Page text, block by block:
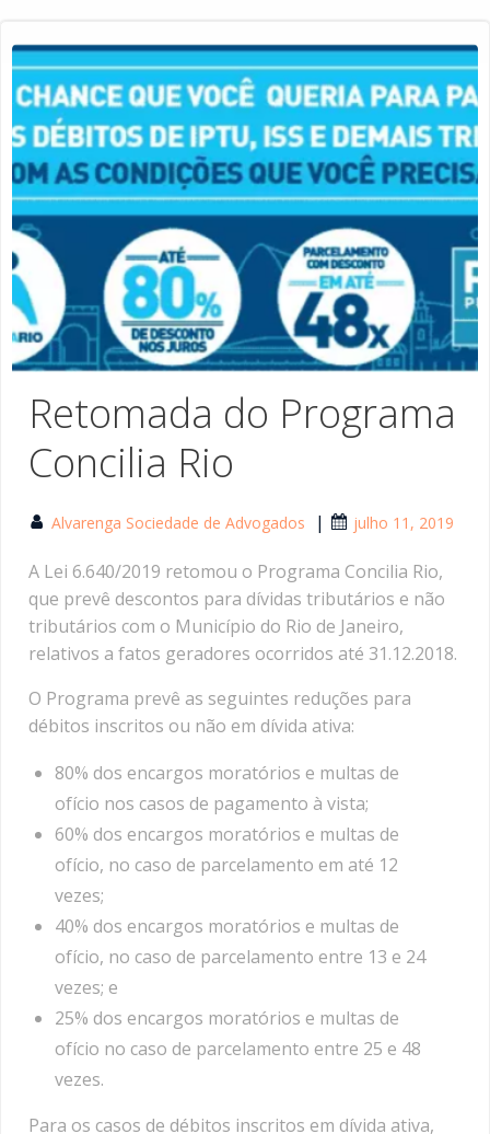
Retomada do Programa
Concilia Rio
Alvarenga Sociedade de Advogados | julho 11, 2019
A Lei 6.640/2019 retomou o Programa Concilia Rio,
que prevê descontos para dívidas tributários e não
tributários com o Município do Rio de Janeiro,
relativos a fatos geradores ocorridos até 31.12.2018.
O Programa prevê as seguintes reduções para
débitos inscritos ou não em dívida ativa:
80% dos encargos moratórios e multas de
ofício nos casos de pagamento à vista;
60% dos encargos moratórios e multas de
ofício, no caso de parcelamento em até 12
vezes;
40% dos encargos moratórios e multas de
ofício, no caso de parcelamento entre 13 e 24
vezes; e
25% dos encargos moratórios e multas de
ofício no caso de parcelamento entre 25 e 48
vezes.
Para os casos de débitos inscritos em dívida ativa,